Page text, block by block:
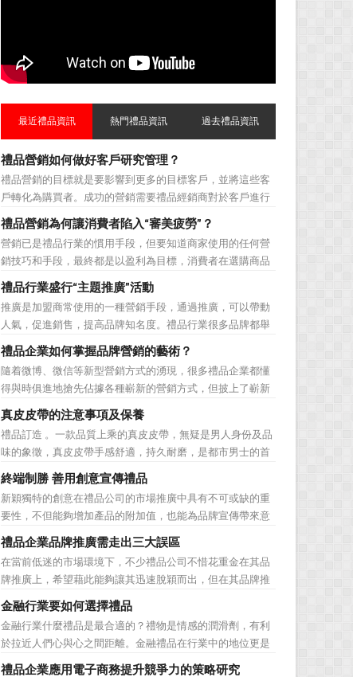
最近禮品資訊 熱門禮品資訊 過去禮品資訊
禮品營銷如何做好客戶研究管理？
禮品營銷的目標就是要影響到更多的目標客戶，並將這些客
戶轉化為購買者。成功的營銷需要禮品經銷商對於客戶進行
相應的分類，了解不同類型客戶的貢獻度，從而有的放矢的
制定相應的營銷對策，而這需要對於客戶研究方面更多地投
入，這不僅是銷售環節的事，也需要營銷管理策略的整體支
持。具體來說，有以下...
禮品營銷為何讓消費者陷入“審美疲勞”？
營銷已是禮品行業的慣用手段，但要知道商家使用的任何營
銷技巧和手段，最終都是以盈利為目標，消費者在選購商品
時最為關注的便是如何利用最低的費用購買到最超值的貨
品。在禮品公司使用常規的營銷方式的同時，消費者也不免
走陷入了“審美疲勞”。 編者總結了最讓消費者對禮品行
業營銷產生免疫...
禮品行業盛行“主題推廣”活動
推廣是加盟商常使用的一種營銷手段，通過推廣，可以帶動
人氣，促進銷售，提高品牌知名度。禮品行業很多品牌都舉
辦過多場推廣活動，來帶動品牌的提升，然而，隨着推廣活
動的普遍，消費者對於這種推廣已經見怪不怪了。 所
以，儘管現在許多商家打着賠本推廣、以跳樓價銷售的口號
大搞活動，但生意...
禮品企業如何掌握品牌營銷的藝術？
隨着微博、微信等新型營銷方式的湧現，很多禮品企業都懂
得與時俱進地搶先佔據各種嶄新的營銷方式，但披上了嶄新
的營銷軀殼，卻沒有掌握營銷的靈魂。要知道，營銷真正的
價值不是將品牌鋪設到消費者眼前，而是將品牌印到消費者
心裡 與消費者的心理距離的拉近，並不是一朝一夕的事
情，需要做好持...
真皮皮帶的注意事項及保養
禮品訂造 。一款品質上乘的真皮皮帶，無疑是男人身份及品
味的象徵，真皮皮帶手感舒適，持久耐磨，是都市男士的首
選。當你還在髮愁老爸生日禮物送什麼的時候，一款真皮皮
帶就是非常不錯的選擇。但是真皮皮帶如果疏於保養，也會
黯然失色，出現裂痕和破損的痕跡，今天小編就爲大家分享
真皮皮帶的注意事項...
終端制勝 善用創意宣傳禮品
新穎獨特的創意在禮品公司的市場推廣中具有不可或缺的重
要性，不但能夠增加產品的附加值，也能為品牌宣傳帶來意
想不到的促進作用。禮品公司如果能夠巧妙運用這些獨具創
意的宣傳禮品來提升宣傳技巧，在終端推廣中將更具競爭
力。 打火機、煙灰缸、鑰匙鏈、毛巾……當今市場上的
宣傳品幾乎是司空...
禮品企業品牌推廣需走出三大誤區
在當前低迷的市場環境下，不少禮品公司不惜花重金在其品
牌推廣上，希望藉此能夠讓其迅速脫穎而出，但在其品牌推
廣的營銷管理思路上，也有許多禮品企業走入了幾大誤區而
無法自拔，這其中，最為常見的誤區有： 誤區一：不清
楚品牌到底在表達什麼 很多禮品企業在推廣品牌之前，
不知道到...
金融行業要如何選擇禮品
金融行業什麼禮品是最合適的？禮物是情感的潤滑劑，有利
於拉近人們心與心之間距離。金融禮品在行業中的地位更是
不容忽視，因為禮品即是企業形象的象徵，又是企業地位的
禮品企業應用電子商務提升競爭力的策略研究